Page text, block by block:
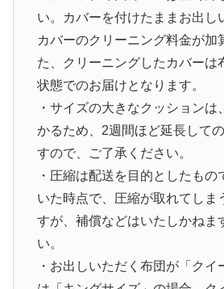
い。
カバーを付けたままお出し
カバーのクリーニング料金が加
た、クリーニングしたカバーは
状態でのお届けとなります。
・ サイズの大きなクッションは
かるため、 2週間ほど延長して
すので、ご了承ください。
・ 圧縮は配送を目的としたもの
いた時点で、圧縮が取れてしま
すが、補償などはいたしかねま
い。
・お出しいただく布団が「クイ